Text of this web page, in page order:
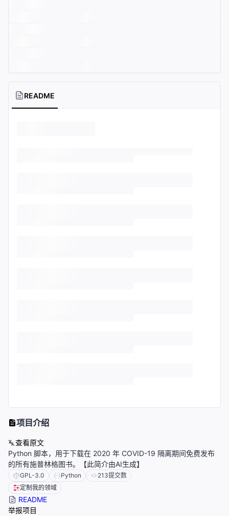
README
项目介绍
查看原文
Python 脚本，用于下载在 2020 年 COVID-19 隔离期间免费发布
的所有施普林格图书。【此简介由AI生成】
GPL-3.0 Python 213提交数
定制我的领域
README
举报项目